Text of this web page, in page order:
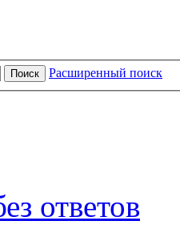
Поиск Расширенный поиск
ответов